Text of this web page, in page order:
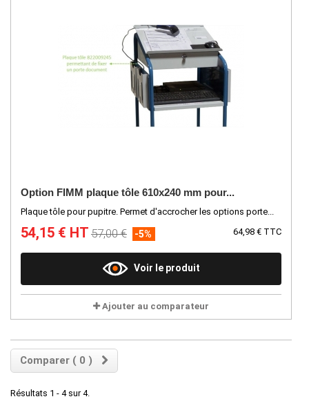
Option FIMM plaque tôle 610x240 mm pour...
Plaque tôle pour pupitre. Permet d'accrocher les options porte...
54,15 € HT 64,98 € TTC
57,00 € -5%
Voir le produit
Ajouter au comparateur
Comparer ( 0 )
Résultats 1 - 4 sur 4.